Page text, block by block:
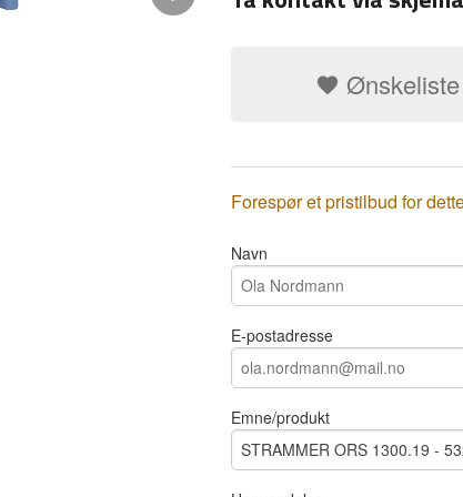
Kjøp din båndstrammer for petbånd
clausen.no
Ønskeliste
Forespør et pristilbud for
Navn
E-postadresse
Emne/produkt